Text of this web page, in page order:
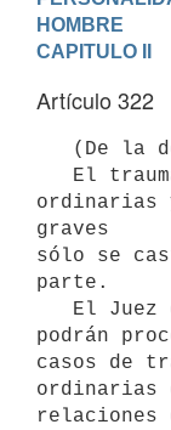
HOMBRE
CAPITULO II
Artículo 322
ordinarias
graves
sólo se
parte.
podrán
casos de
ordinarias
relaciones